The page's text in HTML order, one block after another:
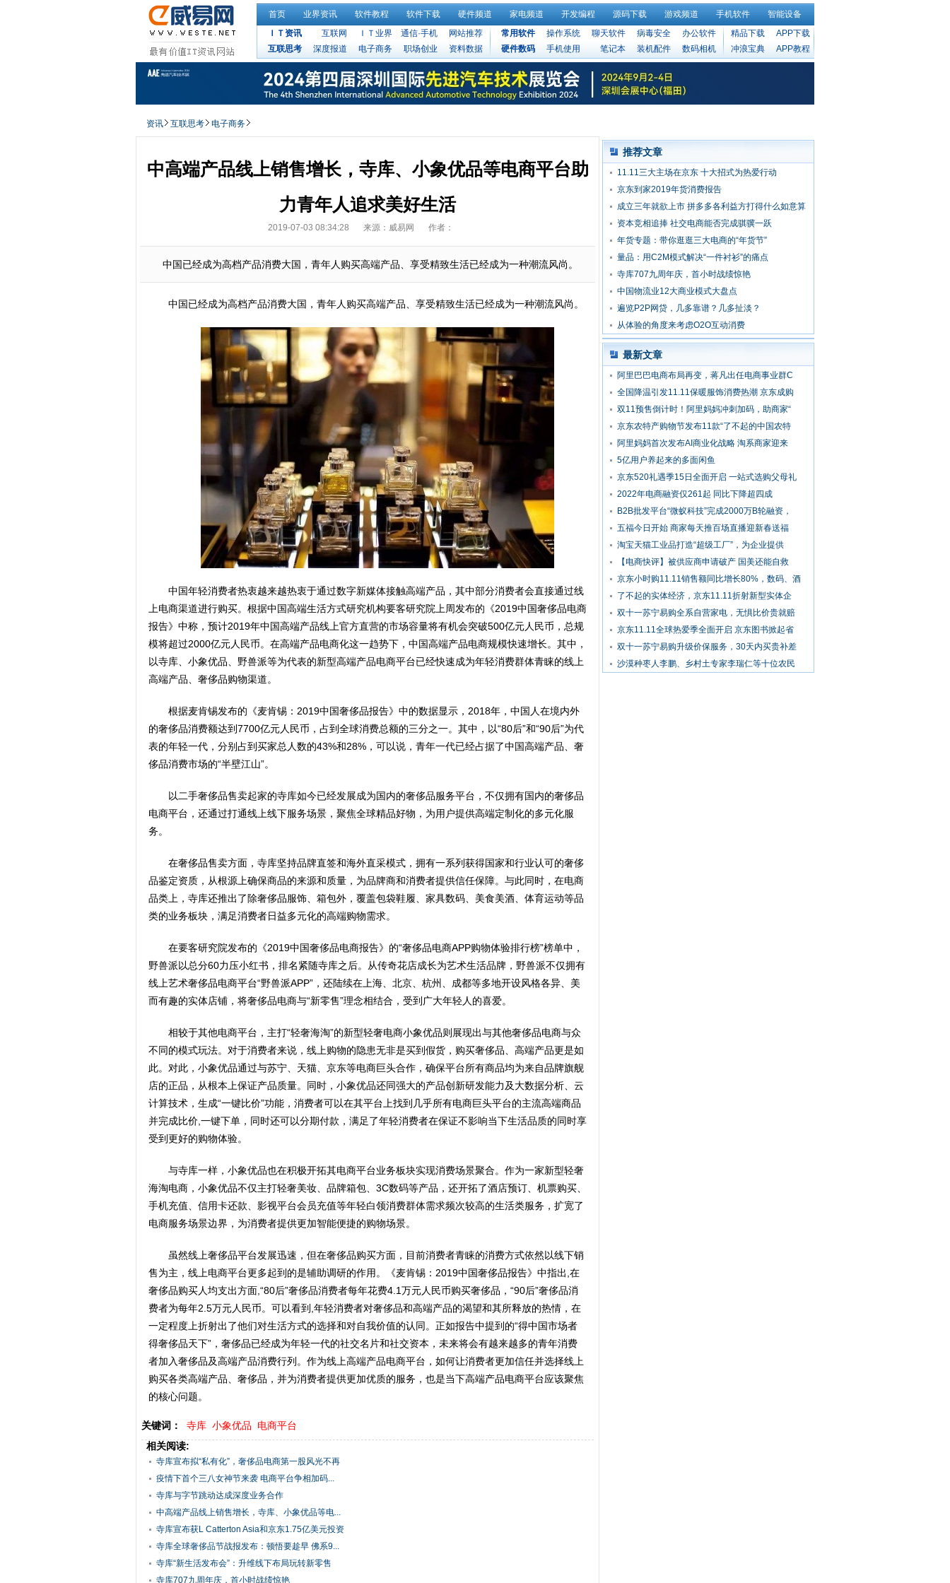
首页 业界资讯 软件教程 软件下载 硬件频道 家电频道 开发编程 源码下载 游戏频道 手机软件
智能设备
ＩＴ资讯
互联网 ＩＴ业界 通信·手机
网站推荐
互联思考
深度报道 电子商务 职场创业 资料数据
常用软件 操作系统 聊天软件 病毒安全
办公软件
硬件数码
手机使用 笔记本 装机配件 数码相机
精品下载
APP下载
冲浪宝典
APP教程
资讯 互联思考 电子商务
中高端产品线上销售增长，寺库、小象优品等电商平台助
力青年人追求美好生活
2019-07-03 08:34:28 来源：威易网 作者：
中国已经成为高档产品消费大国，青年人购买高端产品、享受精致生活已经成为一种潮流风尚。
中国已经成为高档产品消费大国，青年人购买高端产品、享受精致生活已经成为一种潮流风尚。
中国年轻消费者热衷越来越热衷于通过数字新媒体接触高端产品，其中部分消费者会直接通过线
上电商渠道进行购买。根据中国高端生活方式研究机构要客研究院上周发布的《2019中国奢侈品电商
报告》中称，预计2019年中国高端产品线上官方直营的市场容量将有机会突破500亿元人民币，总规
模将超过2000亿元人民币。在高端产品电商化这一趋势下，中国高端产品电商规模快速增长。其中，
以寺库、小象优品、野兽派等为代表的新型高端产品电商平台已经快速成为年轻消费群体青睐的线上
高端产品、奢侈品购物渠道。
根据麦肯锡发布的《麦肯锡：2019中国奢侈品报告》中的数据显示，2018年，中国人在境内外
的奢侈品消费额达到7700亿元人民币，占到全球消费总额的三分之一。其中，以“80后”和“90后”为代
表的年轻一代，分别占到买家总人数的43%和28%，可以说，青年一代已经占据了中国高端产品、奢
侈品消费市场的“半壁江山”。
以二手奢侈品售卖起家的寺库如今已经发展成为国内的奢侈品服务平台，不仅拥有国内的奢侈品
电商平台，还通过打通线上线下服务场景，聚焦全球精品好物，为用户提供高端定制化的多元化服
务。
在奢侈品售卖方面，寺库坚持品牌直签和海外直采模式，拥有一系列获得国家和行业认可的奢侈
品鉴定资质，从根源上确保商品的来源和质量，为品牌商和消费者提供信任保障。与此同时，在电商
品类上，寺库还推出了除奢侈品服饰、箱包外，覆盖包袋鞋履、家具数码、美食美酒、体育运动等品
类的业务板块，满足消费者日益多元化的高端购物需求。
在要客研究院发布的《2019中国奢侈品电商报告》的“奢侈品电商APP购物体验排行榜”榜单中，
野兽派以总分60力压小红书，排名紧随寺库之后。从传奇花店成长为艺术生活品牌，野兽派不仅拥有
线上艺术奢侈品电商平台“野兽派APP”，还陆续在上海、北京、杭州、成都等多地开设风格各异、美
而有趣的实体店铺，将奢侈品电商与“新零售”理念相结合，受到广大年轻人的喜爱。
相较于其他电商平台，主打“轻奢海淘”的新型轻奢电商小象优品则展现出与其他奢侈品电商与众
不同的模式玩法。对于消费者来说，线上购物的隐患无非是买到假货，购买奢侈品、高端产品更是如
此。对此，小象优品通过与苏宁、天猫、京东等电商巨头合作，确保平台所有商品均为来自品牌旗舰
店的正品，从根本上保证产品质量。同时，小象优品还同强大的产品创新研发能力及大数据分析、云
计算技术，生成“一键比价”功能，消费者可以在其平台上找到几乎所有电商巨头平台的主流高端商品
并完成比价,一键下单，同时还可以分期付款，满足了年轻消费者在保证不影响当下生活品质的同时享
受到更好的购物体验。
与寺库一样，小象优品也在积极开拓其电商平台业务板块实现消费场景聚合。作为一家新型轻奢
海淘电商，小象优品不仅主打轻奢美妆、品牌箱包、3C数码等产品，还开拓了酒店预订、机票购买、
手机充值、信用卡还款、影视平台会员充值等年轻白领消费群体需求频次较高的生活类服务，扩宽了
电商服务场景边界，为消费者提供更加智能便捷的购物场景。
虽然线上奢侈品平台发展迅速，但在奢侈品购买方面，目前消费者青睐的消费方式依然以线下销
售为主，线上电商平台更多起到的是辅助调研的作用。《麦肯锡：2019中国奢侈品报告》中指出,在
奢侈品购买人均支出方面,“80后”奢侈品消费者每年花费4.1万元人民币购买奢侈品，“90后”奢侈品消
费者为每年2.5万元人民币。可以看到,年轻消费者对奢侈品和高端产品的渴望和其所释放的热情，在
一定程度上折射出了他们对生活方式的选择和对自我价值的认同。正如报告中提到的“得中国市场者
得奢侈品天下”，奢侈品已经成为年轻一代的社交名片和社交资本，未来将会有越来越多的青年消费
者加入奢侈品及高端产品消费行列。作为线上高端产品电商平台，如何让消费者更加信任并选择线上
购买各类高端产品、奢侈品，并为消费者提供更加优质的服务，也是当下高端产品电商平台应该聚焦
的核心问题。
关键词： 寺库 小象优品
电商平台
相关阅读:
寺库宣布拟“私有化”，奢侈品电商第一股风光不再
疫情下首个三八女神节来袭 电商平台争相加码...
寺库与字节跳动达成深度业务合作
中高端产品线上销售增长，寺库、小象优品等电...
寺库宣布获L Catterton Asia和京东1.75亿美元投资
寺库全球奢侈品节战报发布：顿悟要趁早 佛系9...
寺库“新生活发布会”：升维线下布局玩转新零售
寺库707九周年庆，首小时战绩惊艳
推荐文章
11.11三大主场在京东 十大招式为热爱行动
京东到家2019年货消费报告
成立三年就欲上市 拼多多各利益方打得什么如意算
盘？
资本竞相追捧 社交电商能否完成骐骥一跃
年货专题：带你逛逛三大电商的“年货节”
量品：用C2M模式解决“一件衬衫”的痛点
寺库707九周年庆，首小时战绩惊艳
中国物流业12大商业模式大盘点
遍览P2P网贷，几多靠谱？几多扯淡？
从体验的角度来考虑O2O互动消费
最新文章
阿里巴巴电商布局再变，蒋凡出任电商事业群C
全国降温引发11.11保暖服饰消费热潮 京东成购
双11预售倒计时！阿里妈妈冲刺加码，助商家“
京东农特产购物节发布11款“了不起的中国农特
阿里妈妈首次发布AI商业化战略 淘系商家迎来
5亿用户养起来的多面闲鱼
京东520礼遇季15日全面开启 一站式选购父母礼
2022年电商融资仅261起 同比下降超四成
B2B批发平台“微蚁科技”完成2000万B轮融资，
五福今日开始 商家每天推百场直播迎新春送福
淘宝天猫工业品打造“超级工厂”，为企业提供
【电商快评】被供应商申请破产 国美还能自救
京东小时购11.11销售额同比增长80%，数码、酒
了不起的实体经济，京东11.11折射新型实体企
双十一苏宁易购全系自营家电，无惧比价贵就赔
京东11.11全球热爱季全面开启 京东图书掀起省
双十一苏宁易购升级价保服务，30天内买贵补差
沙漠种枣人李鹏、乡村土专家李瑞仁等十位农民